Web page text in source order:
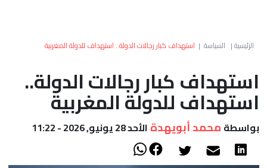
العالم
أعمدة
الصحراء
الرئيسية| السياسة | استهداف كبار رجالات الدولة.. استهداف للدولة المغربية
استهداف كبار رجالات الدولة..
استهداف للدولة المغربية
بواسطة محمد أبويهدة الأحد 28 يونيو, 2026 - 11:22